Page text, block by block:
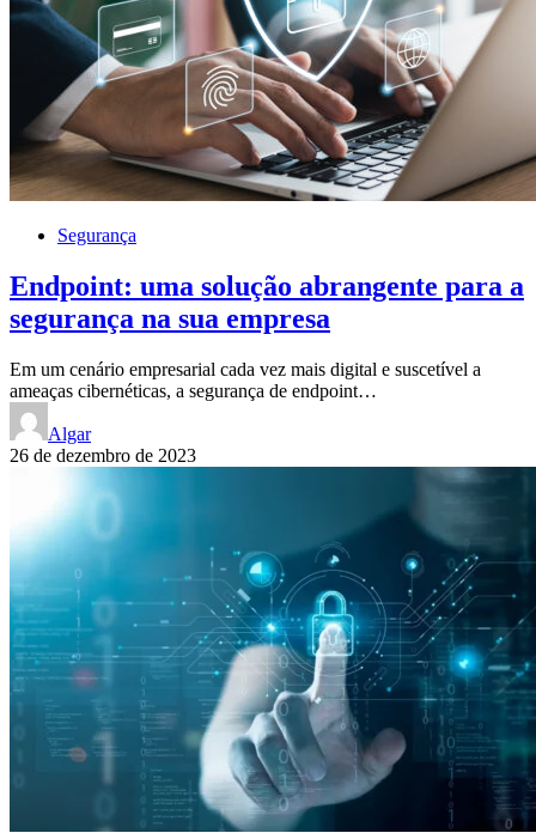
Segurança
Endpoint: uma solução abrangente para a
segurança na sua empresa
Em um cenário empresarial cada vez mais digital e suscetível a
ameaças cibernéticas, a segurança de endpoint…
Algar
26 de dezembro de 2023